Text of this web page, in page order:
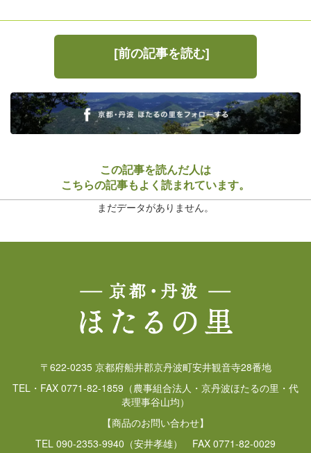
[前の記事を読む]
この記事を読んだ人は
こちらの記事もよく読まれています。
まだデータがありません。
〒622-0235 京都府船井郡京丹波町安井観音寺28番地
TEL・FAX 0771-82-1859（農事組合法人・京丹波ほたるの里・代
表理事谷山均）
【商品のお問い合わせ】
TEL 090-2353-9940（安井孝雄） FAX 0771-82-0029